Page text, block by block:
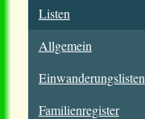
Listen
Allgemein
Einwanderungslisten
Familienregister